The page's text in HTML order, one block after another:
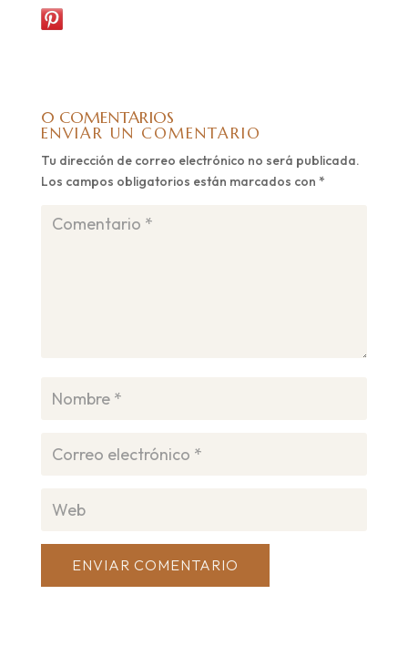
0 COMENTARIOS
ENVIAR UN COMENTARIO
Tu dirección de correo electrónico no será publicada.
Los campos obligatorios están marcados con *
ENVIAR COMENTARIO